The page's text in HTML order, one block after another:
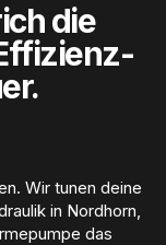
die
Wir tunen deine
in Nordhorn,
das